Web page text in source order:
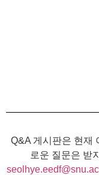
Q&A 게시판은 현재
로운 질문은 받